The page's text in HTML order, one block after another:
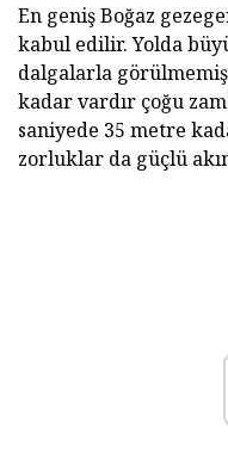
En geniş Boğaz
kabul edilir. Yolda
dalgalarla
kadar vardır çoğu
saniyede 35 metre
zorluklar da güçlü